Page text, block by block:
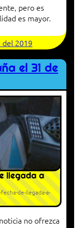
pero es
es mayor.
2019
el 31 de
llegada a
de-llegada-a-
no ofrezca